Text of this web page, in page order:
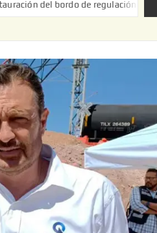
bordo de regulación en el Ejido de